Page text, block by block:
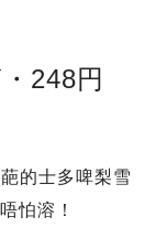
248円
的士多啤梨雪
怕溶！